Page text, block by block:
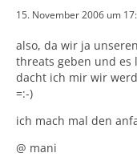
15. November 2006 um
also, da wir ja
threats geben und es
dacht ich mir wir
=:-)
ich mach mal den
@ mani